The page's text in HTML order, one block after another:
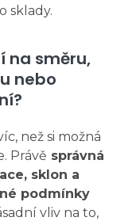
sklady.
na směru,
nebo
než si možná
Právě správná
sklon a
podmínky
vliv na to,